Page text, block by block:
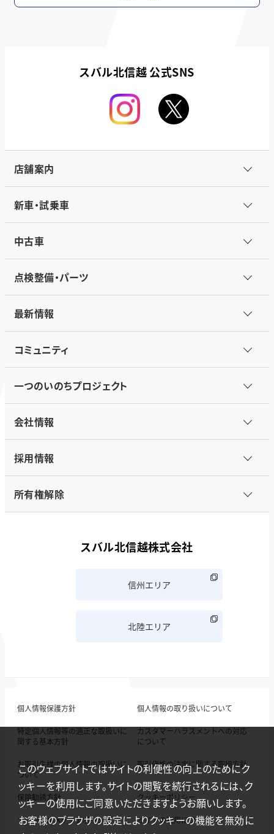
スバル北信越 公式SNS
店舗案内
新車・試乗車
中古車
点検整備・パーツ
最新情報
コミュニティ
一つのいのちプロジェクト
会社情報
採用情報
所有権解除
スバル北信越株式会社
信州エリア
北陸エリア
個人情報保護方針 個人情報の取り扱いについて
特定個人情報等の適正な取扱いに
関する基本方針
カスタマーハラスメントへの対応
について
お取引先様の個人情報の取扱いに
ついて
取引価格の決定に関する取組方針
保険勧誘方針 クッキーポリシー
ソーシャルメディアポリシー サイトの利用について
このウェブサイトではサイトの利便性の向上のためにク
ッキーを利用します。サイトの閲覧を続行されるには、ク
ッキーの使用にご同意いただきますようお願いします。
お客様のブラウザの設定によりクッキーの機能を無効に